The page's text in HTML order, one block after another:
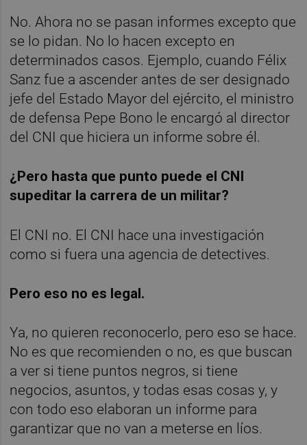
No. Ahora no se pasan informes excepto que
se lo pidan. No lo hacen excepto en
determinados casos. Ejemplo, cuando Félix
Sanz fue a ascender antes de ser designado
jefe del Estado Mayor del ejército, el ministro
de defensa Pepe Bono le encargó al director
del CNI que hiciera un informe sobre él.
¿Pero hasta que punto puede el CNI
supeditar la carrera de un militar?
El CNI no. El CNI hace una investigación
como si fuera una agencia de detectives.
Pero eso no es legal.
Ya, no quieren reconocerlo, pero eso se hace.
No es que recomienden o no, es que buscan
a ver si tiene puntos negros, si tiene
negocios, asuntos, y todas esas cosas y, y
con todo eso elaboran un informe para
garantizar que no van a meterse en líos.